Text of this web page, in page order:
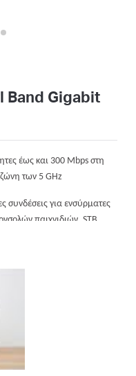
Band Gigabit
έως και 300 Mbps στη
των 5 GHz
συνδέσεις για ενσύρματες
παιχνιδιών, STB,
— ισχυρή ασύρματη
καθοδηγεί στη
λεπτά